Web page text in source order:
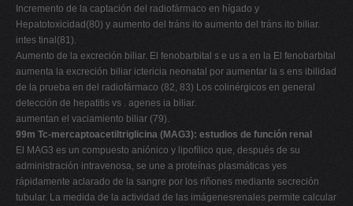
Incremento de la captación del radiofármaco en hígado y
Hepatotoxicidad(80) y aumento del tráns ito aumento del tráns ito biliar.
intes tinal(81).
Aumento de la excreción biliar. El fenobarbital s e us a en la El fenobarbital
aumenta la excreción biliar ictericia neonatal por aumentar la s ens ibilidad
de la prueba en del radiofármaco (82, 83) Los colinérgicos en general
detección de hepatitis vs . agenes ia biliar.
aumentan el vaciamiento biliar (79).
99m Tc-mercaptoacetiltriglicina (MAG3): estudios de función renal
El MAG3 es un compuesto aniónico y lipofílico que, después de su
administración intravenosa, se une a proteínas plasmáticas yes
rápidamente aclarado de la sangre por los riñones mediante secreción
tubular. La medida de la actividad de las imágenesrenales permite calcular